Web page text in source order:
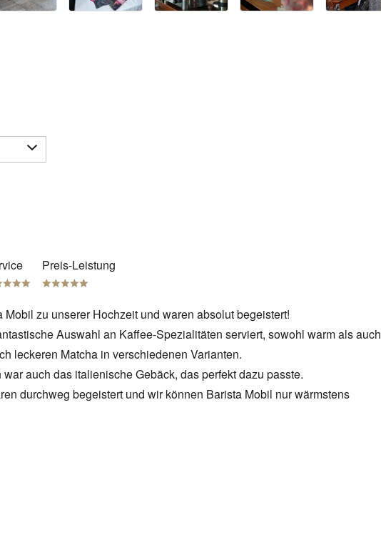
Preis-Leistung
Mobil zu unserer Hochzeit und waren absolut begeistert!
Auswahl an Kaffee-Spezialitäten serviert, sowohl warm als auch
leckeren Matcha in verschiedenen Varianten.
auch das italienische Gebäck, das perfekt dazu passte.
durchweg begeistert und wir können Barista Mobil nur wärmstens